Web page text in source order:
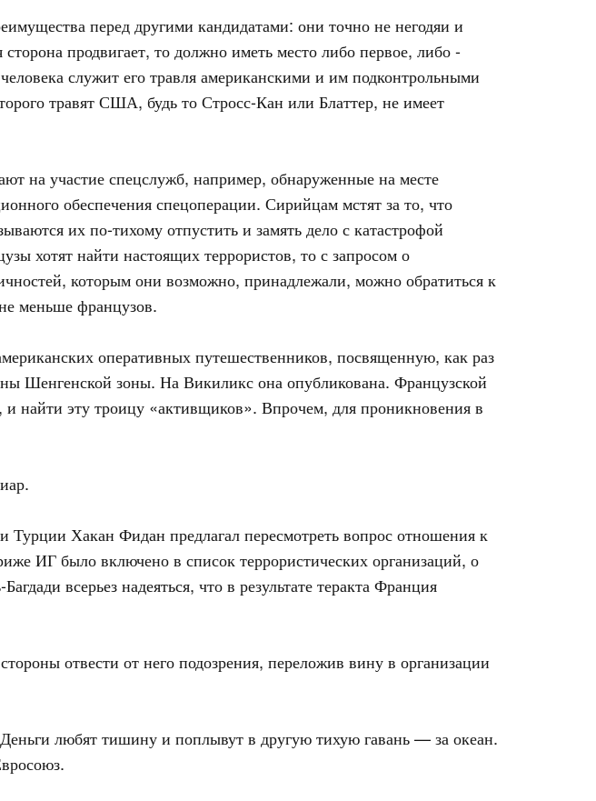
перед другими кандидатами: они точно не негодяи и
продвигает, то должно иметь место либо первое, либо -
служит его травля американскими и им подконтрольными
травят США, будь то Стросс-Кан или Блаттер, не имеет
на участие спецслужб, например, обнаруженные на месте
обеспечения спецоперации. Сирийцам мстят за то, что
их по-тихому отпустить и замять дело с катастрофой
хотят найти настоящих террористов, то с запросом о
которым они возможно, принадлежали, можно обратиться к
меньше французов.
оперативных путешественников, посвященную, как раз
Шенгенской зоны. На Викиликс она опубликована. Французской
найти эту троицу «активщиков». Впрочем, для проникновения в
Турции Хакан Фидан предлагал пересмотреть вопрос отношения к
ИГ было включено в список террористических организаций, о
всерьез надеяться, что в результате теракта Франция
отвести от него подозрения, переложив вину в организации
любят тишину и поплывут в другую тихую гавань — за океан.